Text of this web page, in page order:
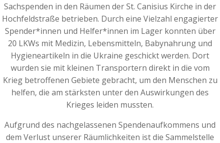
Sachspenden in den Räumen der St. Canisius Kirche in der
Hochfeldstraße betrieben. Durch eine Vielzahl engagierter
Spender*innen und Helfer*innen im Lager konnten über
20 LKWs mit Medizin, Lebensmitteln, Babynahrung und
Hygieneartikeln in die Ukraine geschickt werden. Dort
wurden sie mit kleinen Transportern direkt in die vom
Krieg betroffenen Gebiete gebracht, um den Menschen zu
helfen, die am stärksten unter den Auswirkungen des
Krieges leiden mussten.
Aufgrund des nachgelassenen Spendenaufkommens und
dem Verlust unserer Räumlichkeiten ist die Sammelstelle